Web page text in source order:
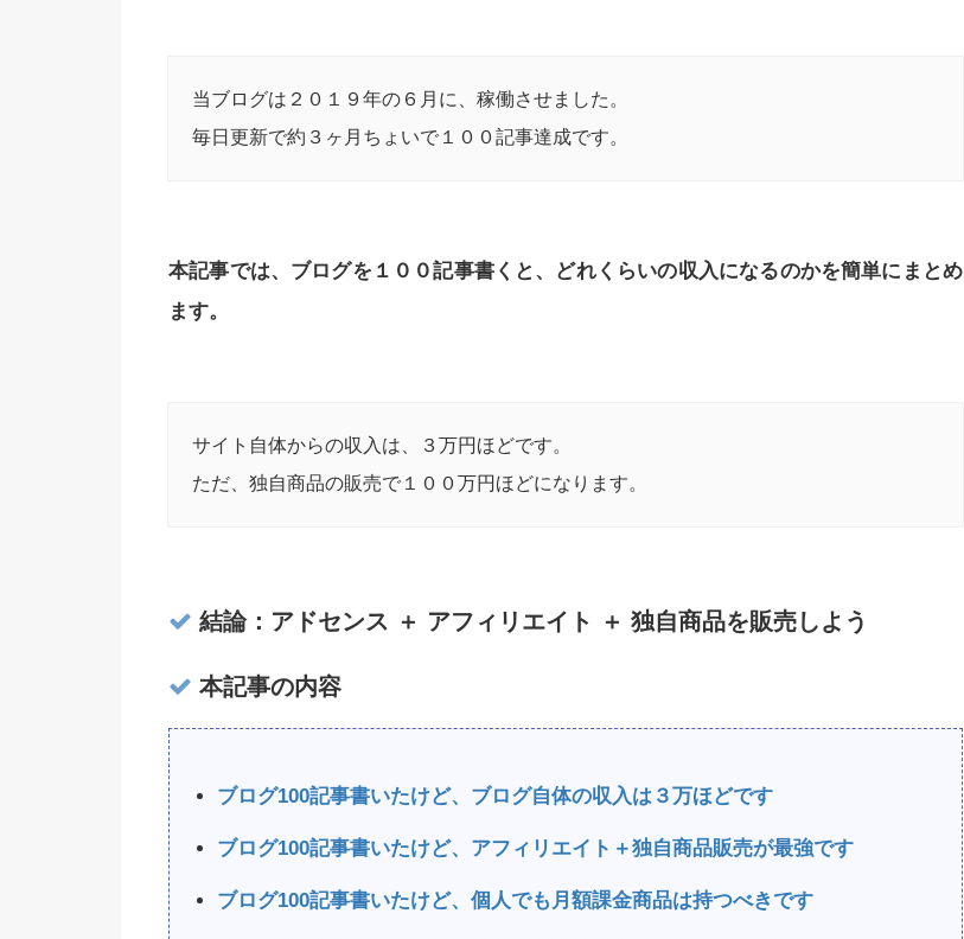
当ブログは２０１９年の６月に、稼働させました。
毎日更新で約３ヶ月ちょいで１００記事達成です。
本記事では、ブログを１００記事書くと、どれくらいの収入になるのかを簡単にまとめ
ます。
サイト自体からの収入は、３万円ほどです。
ただ、独自商品の販売で１００万円ほどになります。
結論：アドセンス ＋ アフィリエイト ＋ 独自商品を販売しよう
本記事の内容
ブログ100記事書いたけど、ブログ自体の収入は３万ほどです
ブログ100記事書いたけど、アフィリエイト＋独自商品販売が最強です
ブログ100記事書いたけど、個人でも月額課金商品は持つべきです